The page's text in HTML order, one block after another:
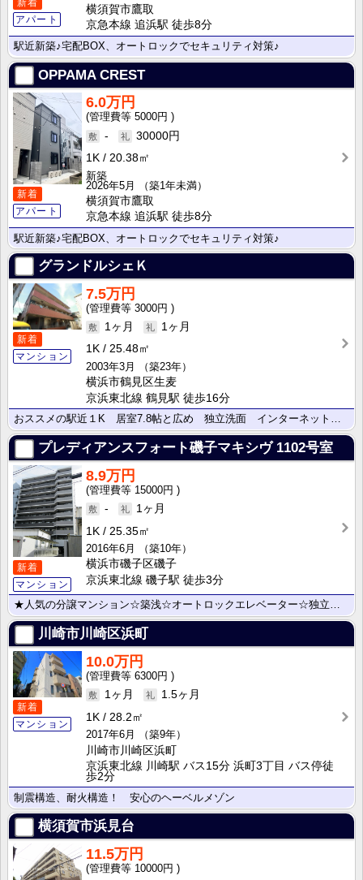
新着
アパート
横須賀市鷹取
京急本線 追浜駅 徒歩8分
駅近新築♪宅配BOX、オートロックでセキュリティ対策♪
OPPAMA CREST
新着
アパート
6.0万円
5000円
-
30000円
1K
20.38㎡
新築
2026年5月
（築1年未満）
横須賀市鷹取
京急本線 追浜駅 徒歩8分
駅近新築♪宅配BOX、オートロックでセキュリティ対策♪
グランドルシェＫ
新着
マンション
7.5万円
3000円
1ヶ月
1ヶ月
1K
25.48㎡
2003年3月
（築23年）
横浜市鶴見区生麦
京浜東北線 鶴見駅 徒歩16分
おススメの駅近１K 居室7.8帖と広め 独立洗面 インターネット無料
プレディアンスフォート磯子マキシヴ1102号室
新着
マンション
8.9万円
15000円
-
1ヶ月
1K
25.35㎡
2016年6月
（築10年）
横浜市磯子区磯子
京浜東北線 磯子駅 徒歩3分
★人気の分譲マンション☆築浅☆オートロックエレベーター☆独立洗面台☆
川崎市川崎区浜町
新着
マンション
10.0万円
6300円
1ヶ月
1.5ヶ月
1K
28.2㎡
2017年6月
（築9年）
川崎市川崎区浜町
京浜東北線 川崎駅 バス15分 浜町3丁目 バス停徒
歩2分
制震構造、耐火構造！ 安心のヘーベルメゾン
横須賀市浜見台
11.5万円
10000円